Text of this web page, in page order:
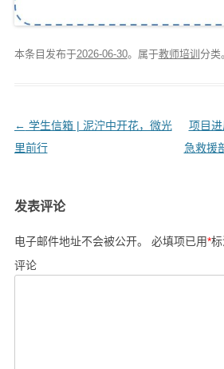
本条目发布于2026-06-30。属于教师培训分类。
文
章
← 学生信箱 | 泥泞中开花，微光
里前行
项目
急救援
发表评论
电子邮件地址不会被公开。 必填项已用*标
评论